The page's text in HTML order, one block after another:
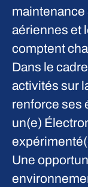
aériennes et
comptent
Dans le
activités sur
renforce ses
un(e)
Une